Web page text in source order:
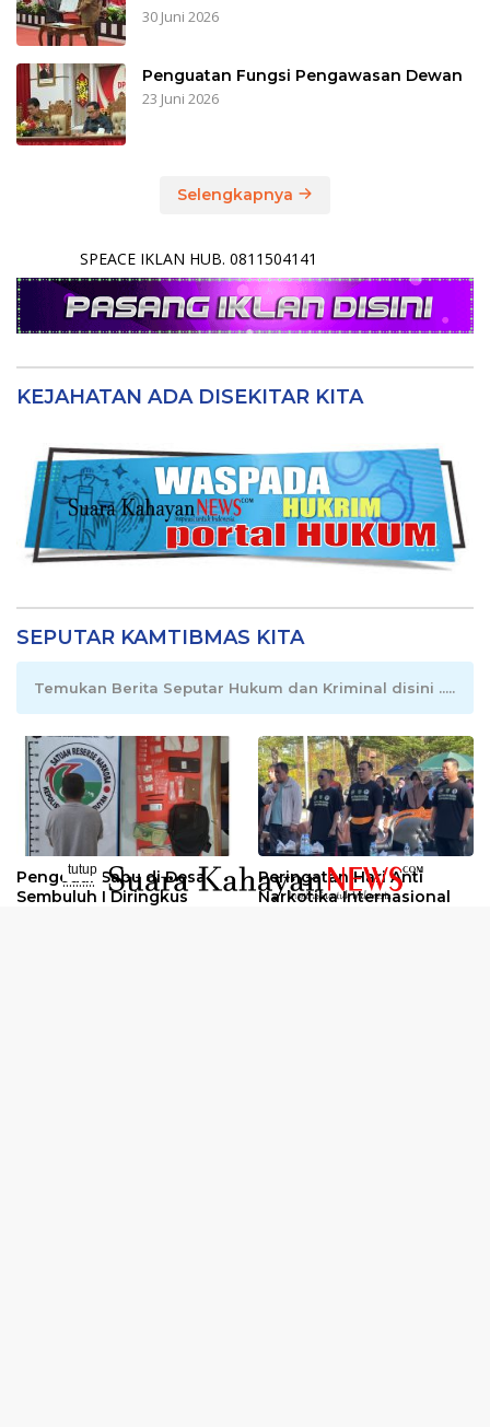
30 Juni 2026
Penguatan Fungsi Pengawasan Dewan
23 Juni 2026
Selengkapnya
SPEACE IKLAN HUB. 0811504141
KEJAHATAN ADA DISEKITAR KITA
SEPUTAR KAMTIBMAS KITA
Temukan Berita Seputar Hukum dan Kriminal disini .....
Pengedar Sabu di Desa
Sembuluh I Diringkus
Peringatan Hari Anti
Narkotika Internasional
tutup
..........